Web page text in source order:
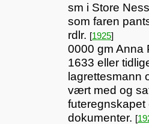
sm i Store
som faren
rdlr. [1925]
0000 gm Anna
1633 eller
lagrettesmann
vært med og
futeregnskapet
dokumenter. [